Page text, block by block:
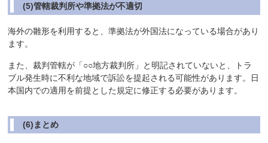
(5)管轄裁判所や準拠法が不適切
海外の雛形を利用すると、準拠法が外国法になっている場合があり
ます。
また、裁判管轄が「○○地方裁判所」と明記されていないと、トラ
ブル発生時に不利な地域で訴訟を提起される可能性があります。日
本国内での適用を前提とした規定に修正する必要があります。
(6)まとめ